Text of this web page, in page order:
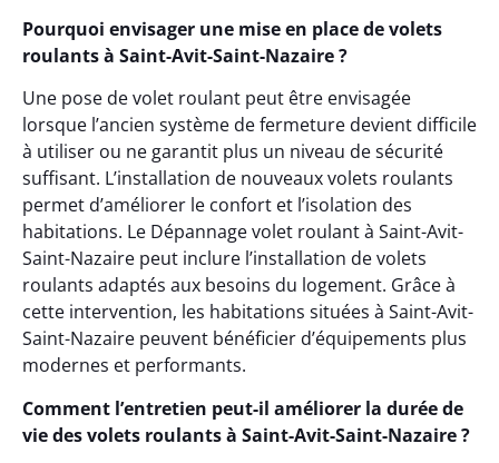
Pourquoi envisager une mise en place de volets
roulants à Saint-Avit-Saint-Nazaire ?
Une pose de volet roulant peut être envisagée
lorsque l’ancien système de fermeture devient difficile
à utiliser ou ne garantit plus un niveau de sécurité
suffisant. L’installation de nouveaux volets roulants
permet d’améliorer le confort et l’isolation des
habitations. Le Dépannage volet roulant à Saint-Avit-
Saint-Nazaire peut inclure l’installation de volets
roulants adaptés aux besoins du logement. Grâce à
cette intervention, les habitations situées à Saint-Avit-
Saint-Nazaire peuvent bénéficier d’équipements plus
modernes et performants.
Comment l’entretien peut-il améliorer la durée de
vie des volets roulants à Saint-Avit-Saint-Nazaire ?